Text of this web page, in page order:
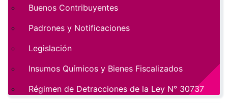
Buenos Contribuyentes
Padrones y Notificaciones
Legislación
Insumos Químicos y Bienes Fiscalizados
Régimen de Detracciones de la Ley N° 30737